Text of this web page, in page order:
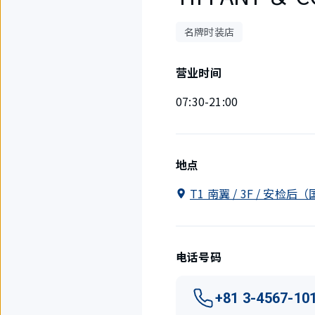
名牌时装店
营业时间
07:30-21:00
地点
T1 南翼 / 3F / 安检后（
电话号码
+81 3-4567-